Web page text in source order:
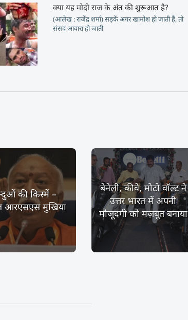
क्या यह मोदी राज के अंत की शुरूआत है?
(आलेख : राजेंद्र शर्मा) सड़कें अगर खामोश हो जाती हैं, तो
संसद आवारा हो जाती
की किस्में –
आरएसएस मुखिया
बेनेली, कीवे, मोटो वॉल्ट ने
उत्तर भारत में अपनी
मौजूदगी को मज़बूत बनाया